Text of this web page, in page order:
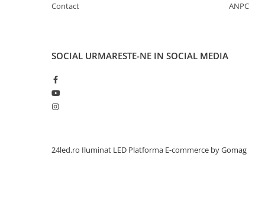
Contact
ANPC
SOCIAL URMARESTE-NE IN SOCIAL MEDIA
24led.ro Iluminat LED Platforma E-commerce by Gomag